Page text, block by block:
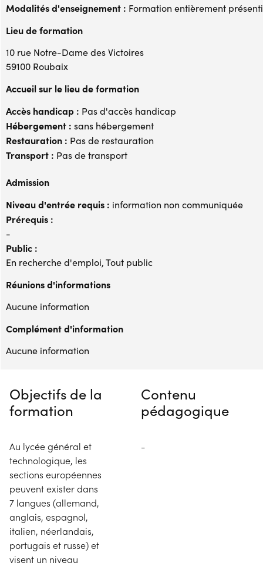
Modalités d'enseignement : Formation entièrement
Lieu de formation
10 rue Notre-Dame des Victoires
59100 Roubaix
Accueil sur le lieu de formation
Accès handicap : Pas d'accès handicap
Hébergement : sans hébergement
Restauration : Pas de restauration
Transport : Pas de transport
Admission
Niveau d'entrée requis : information non communiquée
Prérequis :
-
Public :
En recherche d'emploi, Tout public
Réunions d'informations
Aucune information
Complément d'information
Aucune information
Objectifs de la
formation
Au lycée général et
technologique, les
sections européennes
peuvent exister dans
7 langues (allemand,
anglais, espagnol,
italien, néerlandais,
portugais et russe) et
visent un niveau
Contenu
pédagogique
-